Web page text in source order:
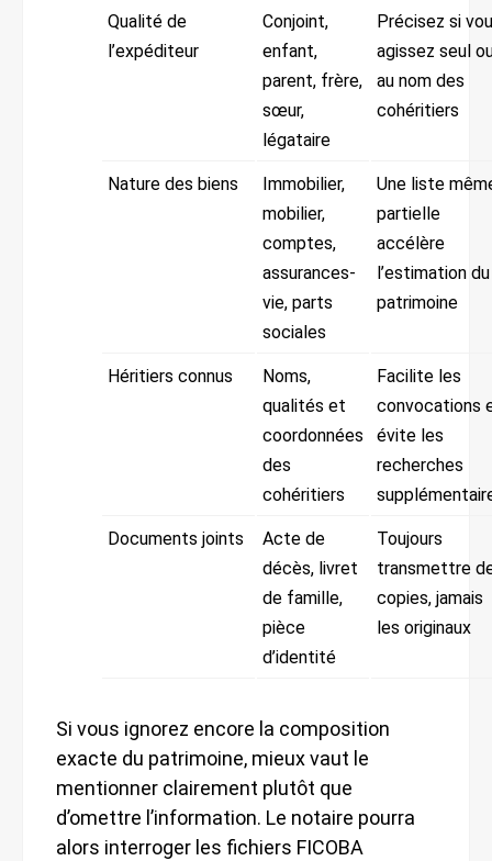
Qualité de
l’expéditeur
Conjoint,
enfant,
parent, frère,
sœur,
légataire
Précisez si
agissez seul
au nom des
cohéritiers
Nature des biens
Immobilier,
mobilier,
comptes,
assurances-
vie, parts
sociales
Une liste
partielle
accélère
l’estimation du
patrimoine
Héritiers connus
Noms,
qualités et
coordonnées
des
cohéritiers
Facilite les
convocations
évite les
recherches
Documents joints
Acte de
décès, livret
de famille,
pièce
d’identité
Toujours
transmettre
copies, jamais
les originaux
Si vous ignorez encore la composition
exacte du patrimoine, mieux vaut le
mentionner clairement plutôt que
d’omettre l’information. Le notaire pourra
alors interroger les fichiers FICOBA